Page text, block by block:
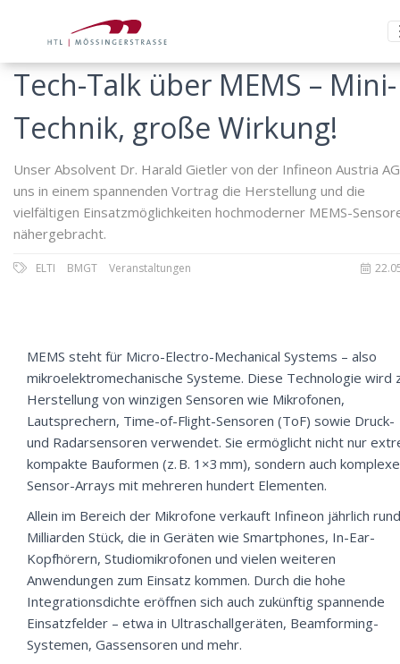
Tech-Talk über MEMS – Mini-
Technik, große Wirkung!
Unser Absolvent Dr. Harald Gietler von der Infineon Austria
uns in einem spannenden Vortrag die Herstellung und die
vielfältigen Einsatzmöglichkeiten hochmoderner MEMS-
nähergebracht.
ELTI BMGT Veranstaltungen
MEMS steht für Micro-Electro-Mechanical Systems – also
mikroelektromechanische Systeme. Diese Technologie wird
Herstellung von winzigen Sensoren wie Mikrofonen,
Lautsprechern, Time-of-Flight-Sensoren (ToF) sowie Druck-
und Radarsensoren verwendet. Sie ermöglicht nicht nur
kompakte Bauformen (z. B. 1×3 mm), sondern auch komplexe
Sensor-Arrays mit mehreren hundert Elementen.
Allein im Bereich der Mikrofone verkauft Infineon jährlich
Milliarden Stück, die in Geräten wie Smartphones, In-Ear-
Kopfhörern, Studiomikrofonen und vielen weiteren
Anwendungen zum Einsatz kommen. Durch die hohe
Integrationsdichte eröffnen sich auch zukünftig spannende
Einsatzfelder – etwa in Ultraschallgeräten, Beamforming-
Systemen, Gassensoren und mehr.